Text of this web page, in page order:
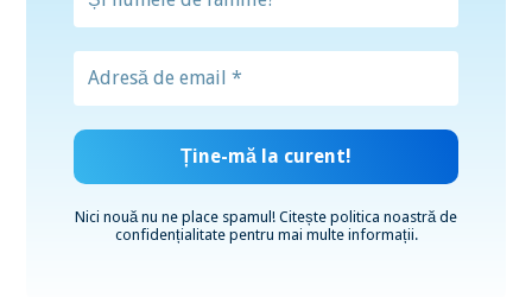
Nici nouă nu ne place spamul! Citește politica noastră de
confidențialitatepentru mai multe informații.